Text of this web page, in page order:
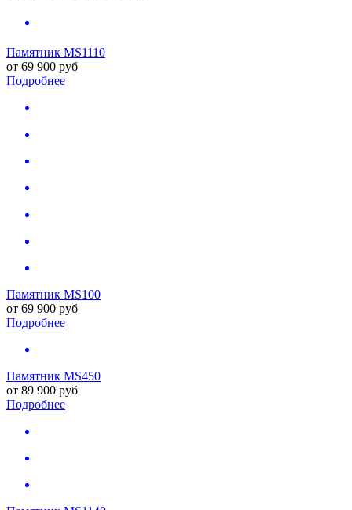
Памятник MS1110
от 69 900 руб
Подробнее
Памятник MS100
от 69 900 руб
Подробнее
Памятник MS450
от 89 900 руб
Подробнее